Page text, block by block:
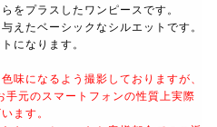
をプラスしたワンピースです。
えたベーシックなシルエットです。
になります。
味になるよう撮影しておりますが、
元のスマートフォンの性質上実際
ます。